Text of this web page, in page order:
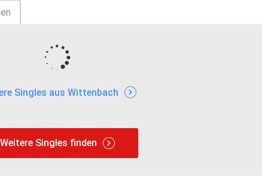
Singles aus Wittenbach
Weitere Singles finden